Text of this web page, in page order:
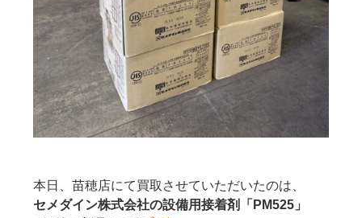
本日、苗穂店にて買取させていただいたのは、
セメダイン株式会社の設備用接着剤「PM525」